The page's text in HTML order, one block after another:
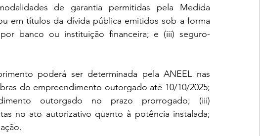
de garantia permitidas pela Medida
em títulos da dívida pública emitidos sob a forma
banco ou instituição financeira; e (iii) seguro-
poderá ser determinada pela ANEEL nas
do empreendimento outorgado até 10/10/2025;
outorgado no prazo prorrogado; (iii)
no ato autorizativo quanto à potência instalada;